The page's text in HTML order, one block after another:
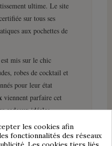
ultime. Le site
sur tous ses
aux pochettes de
mis sur le chic
robes de cocktail et
pour leur état
viennent parfaire cet
cadeaux idéales.
les cookies afin
fonctionnalités des réseaux